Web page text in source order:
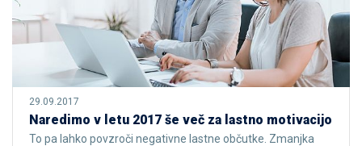
29.09.2017
Naredimo v letu 2017 še več za lastno motivacijo
To pa lahko povzroči negativne lastne občutke. Zmanjka